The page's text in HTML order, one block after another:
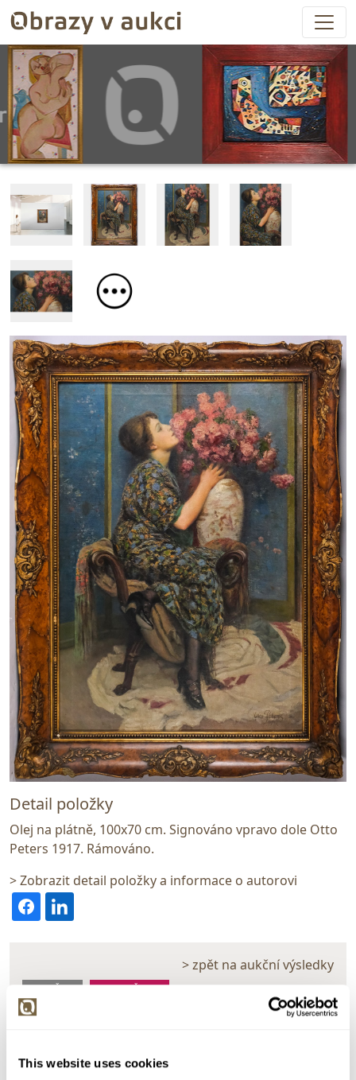
This website uses cookies
Detail položky
Olej na plátně, 100x70 cm. Signováno vpravo dole Otto
Peters 1917. Rámováno.
> Zobrazit detail položky a informace o autorovi
> zpět na aukční výsledky
VYDRAŽENO DOPORUČUJEME
Otto Peters
Dražba ukončena: